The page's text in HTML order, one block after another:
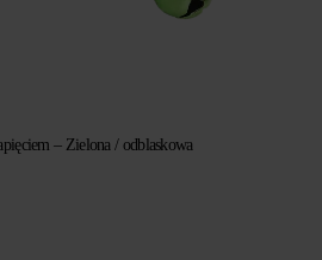
– Zielona / odblaskowa